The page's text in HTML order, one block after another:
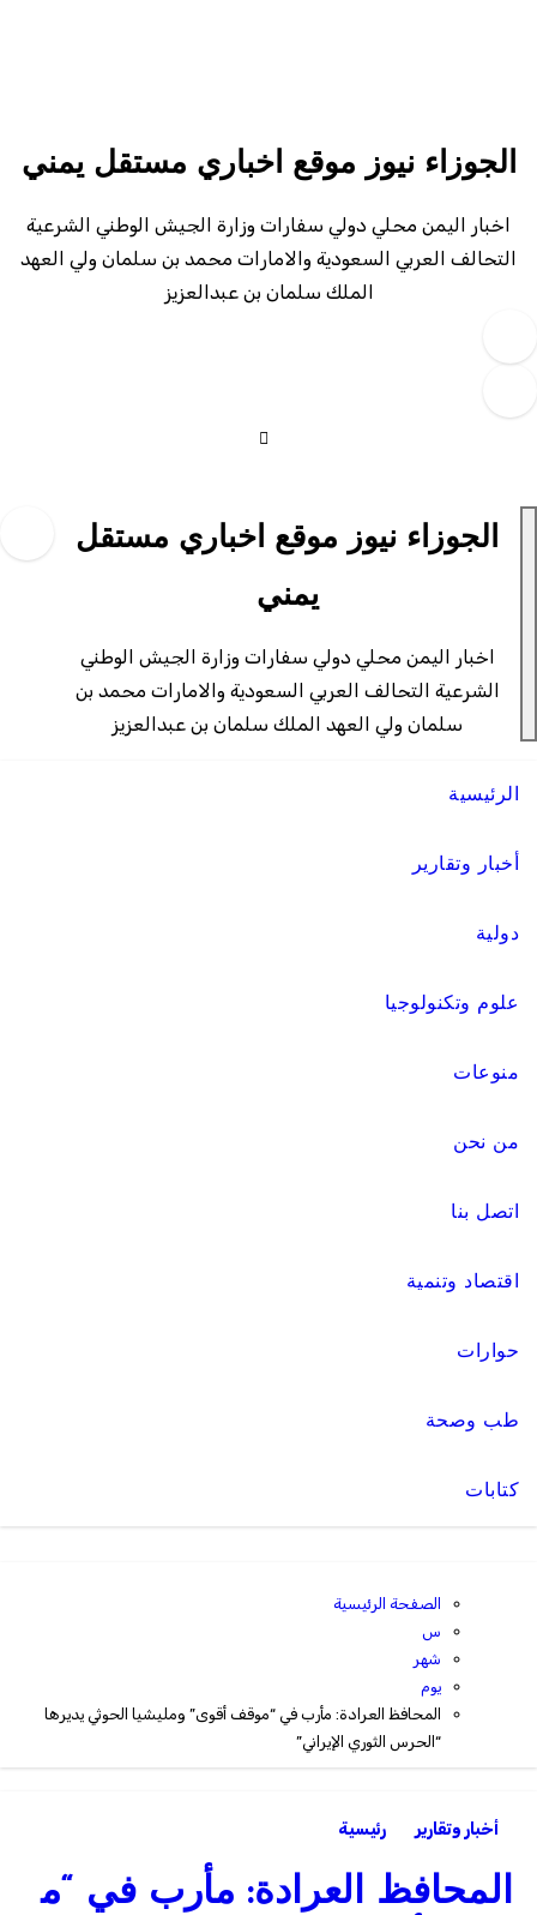
الجوزاء نيوز موقع اخباري مستقل يمني
اخبار اليمن محلي دولي سفارات وزارة الجيش الوطني الشرعية
التحالف العربي السعودية والامارات محمد بن سلمان ولي العهد
الملك سلمان بن عبدالعزيز
الجوزاء نيوز موقع اخباري مستقل
يمني
اخبار اليمن محلي دولي سفارات وزارة الجيش الوطني
الشرعية التحالف العربي السعودية والامارات محمد بن
سلمان ولي العهد الملك سلمان بن عبدالعزيز
الرئيسية
أخبار وتقارير
دولية
علوم وتكنولوجيا
منوعات
من نحن
اتصل بنا
اقتصاد وتنمية
حوارات
طب وصحة
كتابات
الصفحة الرئيسية
س
شهر
يوم
المحافظ العرادة: مأرب في “موقف أقوى” ومليشيا الحوثي يديرها
“الحرس الثوري الإيراني”
أخبار وتقارير رئيسية
المحافظ العرادة: مأرب في “م